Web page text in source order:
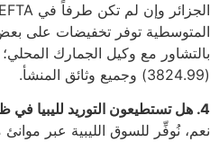
المتوسطية توفر تخفيضات على بعض
(3824.99) وجميع وثائق المنشأ.
4. هل تستطيعون التوريد لليبيا في ظل الظروف الحالية؟
نعم، نُوفِّر للسوق الليبية عبر